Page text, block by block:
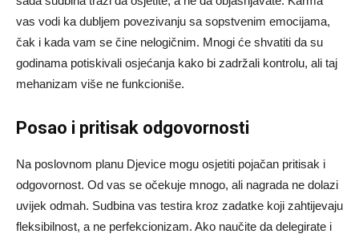
vas vodi ka dubljem povezivanju sa sopstvenim emocijama,
čak i kada vam se čine nelogičnim. Mnogi će shvatiti da su
godinama potiskivali osjećanja kako bi zadržali kontrolu, ali taj
mehanizam više ne funkcioniše.
Posao i pritisak odgovornosti
Na poslovnom planu Djevice mogu osjetiti pojačan pritisak i
odgovornost. Od vas se očekuje mnogo, ali nagrada ne dolazi
uvijek odmah. Sudbina vas testira kroz zadatke koji zahtijevaju
fleksibilnost, a ne perfekcionizam. Ako naučite da delegirate i